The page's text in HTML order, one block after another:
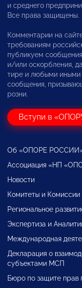
и среднего
Все права защищены.
Комментарии на
требованиям
публикуем
и/или оскорбления,
тире и любыми иными
сообщения,
розни.
Вступи в
Об «ОПОРЕ
Ассоциация «НП
Новости
Комитеты и Комиссии
Региональное
Экспертиза и
Международная
Декларация о
субъектами МСП
Бюро по защите прав